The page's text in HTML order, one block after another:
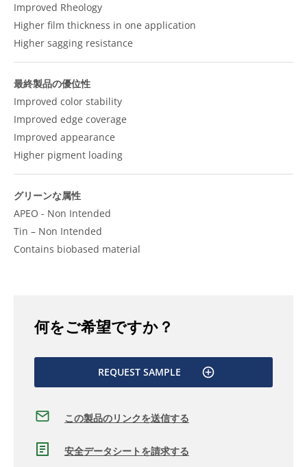
Improved Rheology
Higher film thickness in one application
Higher sagging resistance
最終製品の優位性
Improved color stability
Improved edge coverage
Improved appearance
Higher pigment loading
グリーンな属性
APEO - Non Intended
Tin – Non Intended
Contains biobased material
何をご希望ですか？
REQUEST SAMPLE
この製品のリンクを送信する
安全データシートを請求する